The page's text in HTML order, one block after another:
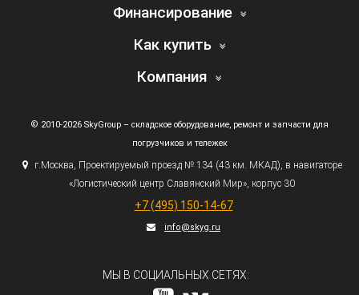
Финансирование
Как купить
Компания
© 2010-2026 SkyGroup – складское оборудование, ремонт и запчасти для
погрузчиков и тележек
г.Москва, Проектируемый проезд № 134 (43км. МКАД), в навигаторе
«Логистический центр Славянский Мир», корпус 30
+7 (495) 150-14-67
info@skyg.ru
МЫ В СОЦИАЛЬНЫХ СЕТЯХ: